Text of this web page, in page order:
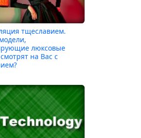
тщеславием.
люксовые
на Вас с